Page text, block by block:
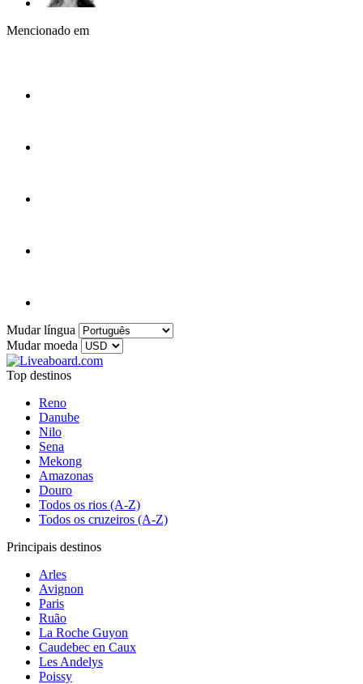
Mencionado em
Mudar língua
Mudar moeda
Top destinos
Reno
Danube
Nilo
Sena
Mekong
Amazonas
Douro
Todos os rios (A-Z)
Todos os cruzeiros (A-Z)
Principais destinos
Arles
Avignon
Paris
Ruão
La Roche Guyon
Caudebec en Caux
Les Andelys
Poissy